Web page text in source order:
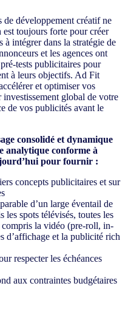
de développement créatif ne
est toujours forte pour créer
à intégrer dans la stratégie de
et les agences ont
tests publicitaires pour
à leurs objectifs. Ad Fit
et optimiser vos
global de votre
de vos publicités avant le
consolidé et dynamique
analytique conforme à
pour fournir :
concepts publicitaires et sur
d’un large éventail de
les spots télévisés, toutes les
la vidéo (pre-roll, in-
d’affichage et la publicité rich
respecter les échéances
aux contraintes budgétaires